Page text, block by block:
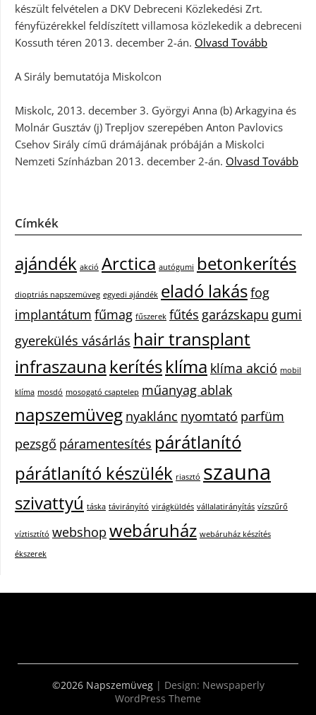
készült felvételen a DKV Debreceni Közlekedési Zrt.
fényfüzérekkel feldíszített villamosa közlekedik a debreceni
Kossuth téren 2013. december 2-án. Olvasd Tovább
A Sirály bemutatója Miskolcon
Miskolc, 2013. december 3. Györgyi Anna (b) Arkagyina és
Molnár Gusztáv (j) Trepljov szerepében Anton Pavlovics
Csehov Sirály című drámájának próbáján a Miskolci
Nemzeti Színházban 2013. december 2-án. Olvasd Tovább
Címkék
ajándék akció Arctica autógumi betonkerítés
dioptriás napszemüveg egyedi ajándék eladó lakásfog
implantátum fűmag fűszerek fűtés garázskapu gumi
gyerekülés vásárlás hair transplant
infraszauna kerítésklíma klíma akció mobil
klíma mosdó mosogató csaptelep műanyag ablak
napszemüveg nyaklánc nyomtató parfüm
pezsgő páramentesítés párátlanító
párátlanító készülék riasztó szauna
szivattyú táska távirányító virágküldés vállalatirányítás vízszűrő
víztisztító webshop webáruház webáruház készítés
ékszerek
©2026 Napszemüveg | Design: Newspaperly
WordPress Theme